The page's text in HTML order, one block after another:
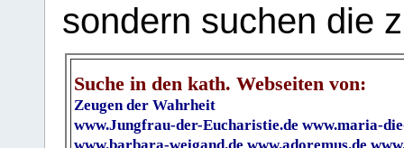
sondern suchen die
Suche in den kath. Webseiten von:
Zeugen der Wahrheit
www.Jungfrau-der-Eucharistie.de www.maria-
www.barbara-weigand.de www.adoremus.de